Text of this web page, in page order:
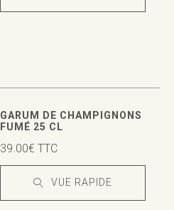
GARUM DE CHAMPIGNONS
FUMÉ 25 CL
39.00€ TTC
VUE RAPIDE